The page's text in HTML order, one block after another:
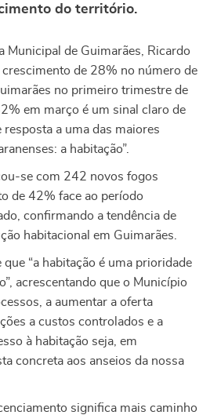
do território.
Municipal de Guimarães, Ricardo
crescimento de 28% no número de
no primeiro trimestre de
em março é um sinal claro de
a uma das maiores
a habitação”.
se com 242 novos fogos
de 42% face ao período
confirmando a tendência de
habitacional em Guimarães.
“a habitação é uma prioridade
acrescentando que o Município
a aumentar a oferta
a custos controlados e a
à habitação seja, em
concreta aos anseios da nossa
significa mais caminho